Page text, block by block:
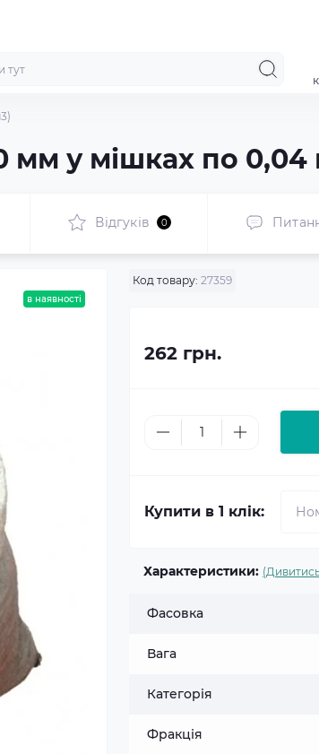
мм у мішках по 0,04
Відгуків 0
в наявності
Код товару: 27359
262 грн.
Купити в 1 клік:
Характеристики:
Фасовка
Вага
Категорія
Фракція